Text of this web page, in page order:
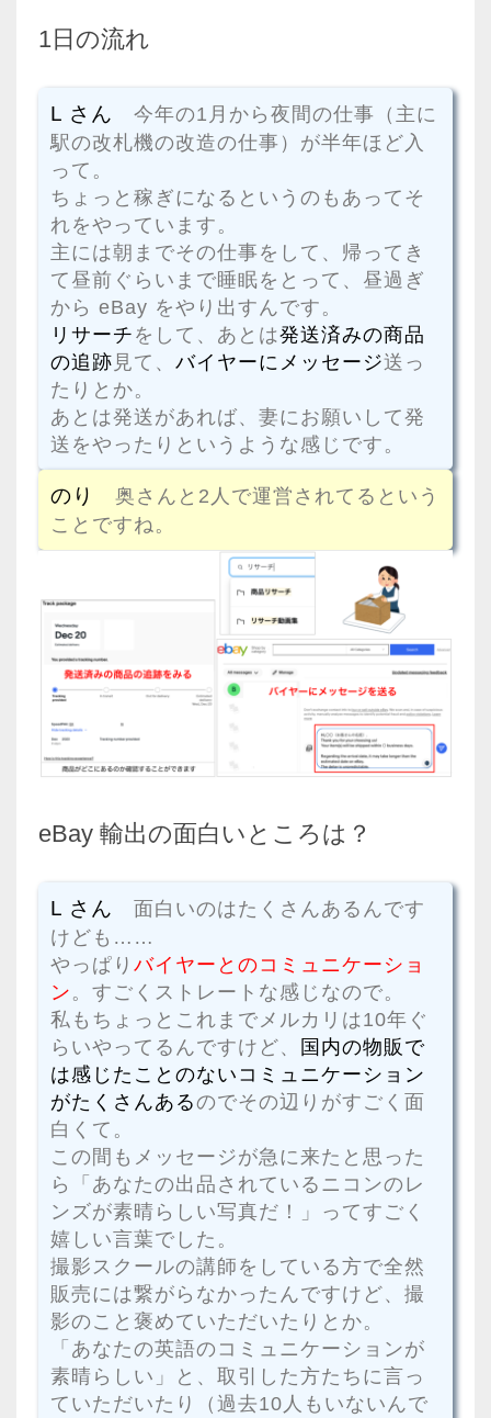
1日の流れ
L さん 今年の1月から夜間の仕事（主に
駅の改札機の改造の仕事）が半年ほど入
って。
ちょっと稼ぎになるというのもあってそ
れをやっています。
主には朝までその仕事をして、帰ってき
て昼前ぐらいまで睡眠をとって、昼過ぎ
から eBay をやり出すんです。
リサーチをして、あとは発送済みの商品
の追跡見て、 バイヤーにメッセージ送っ
たりとか。
あとは発送があれば、妻にお願いして発
送をやったりというような感じです。
のり
奥さんと2人で運営されてるという
ことですね。
eBay 輸出の面白いところは？
L さん 面白いのはたくさんあるんです
けども……
やっぱり バイヤーとのコミュニケーショ
ン。すごくストレートな感じなので。
私もちょっとこれまでメルカリは10年ぐ
らいやってるんですけど、 国内の物販で
は感じたことのないコミュニケーション
がたくさんあるのでその辺りがすごく面
白くて。
この間もメッセージが急に来たと思った
ら「あなたの出品されているニコンのレ
ンズが素晴らしい写真だ！」ってすごく
嬉しい言葉でした。
撮影スクールの講師をしている方で全然
販売には繋がらなかったんですけど、撮
影のこと褒めていただいたりとか。
「あなたの英語のコミュニケーションが
素晴らしい」と、取引した方たちに言っ
ていただいたり（過去10人もいないんで